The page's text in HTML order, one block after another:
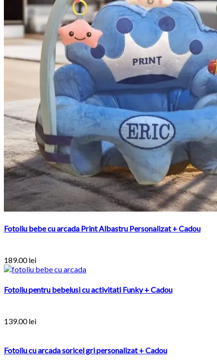
Fotoliu bebe cu arcada Print Albastru Personalizat + Cadou
189.00lei
Fotoliu pentru bebelusi cu activitati Funky + Cadou
139.00lei
Fotoliu cu arcada soricel gri personalizat + Cadou